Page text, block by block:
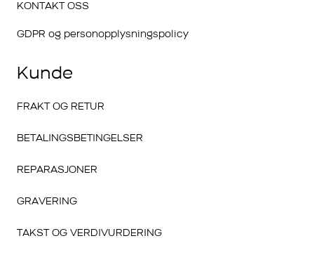
KONTAKT OSS
GDPR og personopplysningspolicy
Kunde
FRAKT OG RETUR
BETALINGSBETINGELSER
REPARASJONER
GRAVERING
TAKST OG VERDIVURDERING